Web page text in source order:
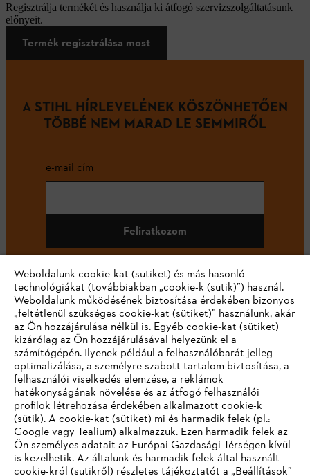
Regisztrálja termékét és használja ki átfogó szervizszolgáltatásunk
előnyeit.
Termék regisztrálása most
A STIHL HÍRLEVELÉNEK KÖSZÖNHETŐEN
TÖBBÉ NEM MARAD LE SEMMIRŐL
e-mail cím
Feliratkozom
#STIHL
Vállalat
STIHL GYIK
Weboldalunk cookie-kat (sütiket) és más hasonló
technológiákat (továbbiakban „cookie-k (sütik)”) használ.
Weboldalunk működésének biztosítása érdekében bizonyos
„feltétlenül szükséges cookie-kat (sütiket)” használunk, akár
az Ön hozzájárulása nélkül is. Egyéb cookie-kat (sütiket)
kizárólag az Ön hozzájárulásával helyezünk el a
számítógépén. Ilyenek például a felhasználóbarát jelleg
optimalizálása, a személyre szabott tartalom biztosítása, a
felhasználói viselkedés elemzése, a reklámok
hatékonyságának növelése és az átfogó felhasználói
profilok létrehozása érdekében alkalmazott cookie-k
(sütik). A cookie-kat (sütiket) mi és harmadik felek (pl.:
Google vagy Tealium) alkalmazzuk. Ezen harmadik felek az
Ön személyes adatait az Európai Gazdasági Térségen kívül
is kezelhetik. Az általunk és harmadik felek által használt
cookie-król (sütikről) részletes tájékoztatót a „Beállítások”